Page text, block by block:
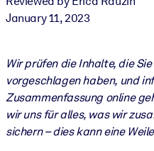
January 11, 2023
Wir prüfen die Inhalte, die
vorgeschlagen haben, und
Zusammenfassung online
wir uns für alles, was wir
sichern – dies kann eine